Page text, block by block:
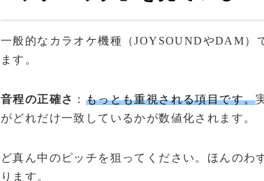
一般的なカラオケ機種（JOYSOUNDやDAM）
ます。
音程の正確さ ： もっとも重視される項目です。
がどれだけ一致しているかが数値化されます。
ど真ん中のピッチを狙ってください。ほんのわ
ります。